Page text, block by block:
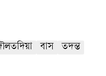
বাস
তদন্ত